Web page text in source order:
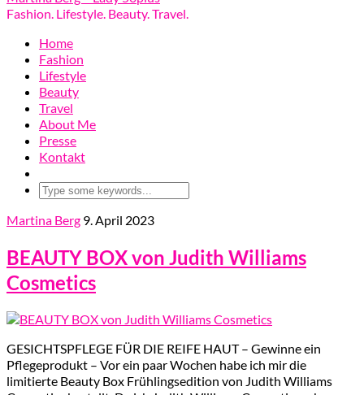
Fashion. Lifestyle. Beauty. Travel.
Home
Fashion
Lifestyle
Beauty
Travel
About Me
Presse
Kontakt
Martina Berg 9. April 2023
BEAUTY BOX von Judith Williams
Cosmetics
GESICHTSPFLEGE FÜR DIE REIFE HAUT – Gewinne ein
Pflegeprodukt – Vor ein paar Wochen habe ich mir die
limitierte Beauty Box Frühlingsedition von Judith Williams